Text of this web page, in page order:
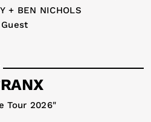
+ BEN NICHOLS
Tour 2026"